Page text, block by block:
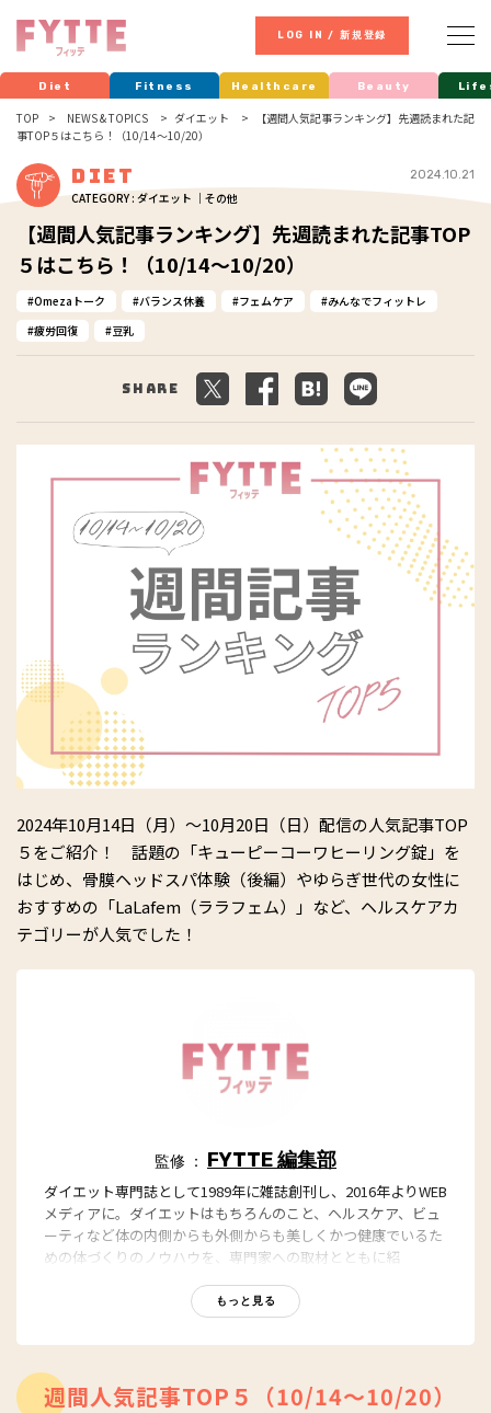
LOG IN / 新規登録
Diet Fitness Healthcare Beauty
TOP NEWS & TOPICS ダイエット
【週間人気記事ランキング】先週読まれた記
事TOP５はこちら！（10/14～10/20）
Diet
CATEGORY : ダイエット ｜その他
2024.10.21
【週間人気記事ランキング】先週読まれた記事TOP
５はこちら！（10/14～10/20）
Omezaトーク バランス休養 フェムケア
みんなでフィットレ
疲労回復
豆乳
Share
2024年10月14日（月）～10月20日（日）配信の人気記事TOP
５をご紹介！ 話題の「キューピーコーワヒーリング錠」を
はじめ、骨膜ヘッドスパ体験（後編）やゆらぎ世代の女性に
おすすめの「LaLafem（ララフェム）」など、ヘルスケアカ
テゴリーが人気でした！
監修 ： FYTTE 編集部
ダイエット専門誌として1989年に雑誌創刊し、2016年よりWEB
メディアに。ダイエットはもちろんのこと、ヘルスケア、ビュ
ーティなど体の内側からも外側からも美しくかつ健康でいるた
めの体づくりのノウハウを、専門家への取材とともに紹
もに、編集部員も自らさまざまなヘルシーネタを日々お試し
もっと見る
週間人気記事TOP５（10/14～10/20）